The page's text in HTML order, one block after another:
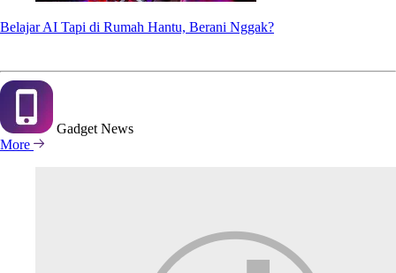
Belajar AI Tapi di Rumah Hantu, Berani Nggak?
Gadget News
More